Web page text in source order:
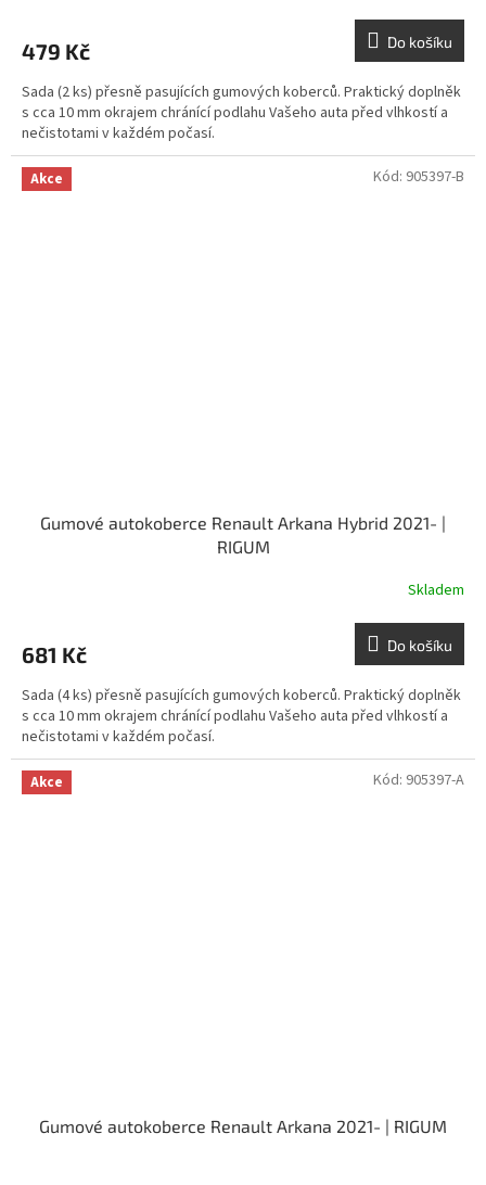
479 Kč Do košíku
Sada (2 ks) přesně pasujících gumových koberců. Praktický doplněk
s cca 10 mm okrajem chránící podlahu Vašeho auta před vlhkostí a
nečistotami v každém počasí.
Akce
Gumové autokoberce Renault Arkana Hybrid 2021- |
RIGUM
Skladem
681 Kč Do košíku
Sada (4 ks) přesně pasujících gumových koberců. Praktický doplněk
s cca 10 mm okrajem chránící podlahu Vašeho auta před vlhkostí a
nečistotami v každém počasí.
Kód: 905397-B
Akce
Gumové autokoberce Renault Arkana 2021- | RIGUM
Kód: 905397-A